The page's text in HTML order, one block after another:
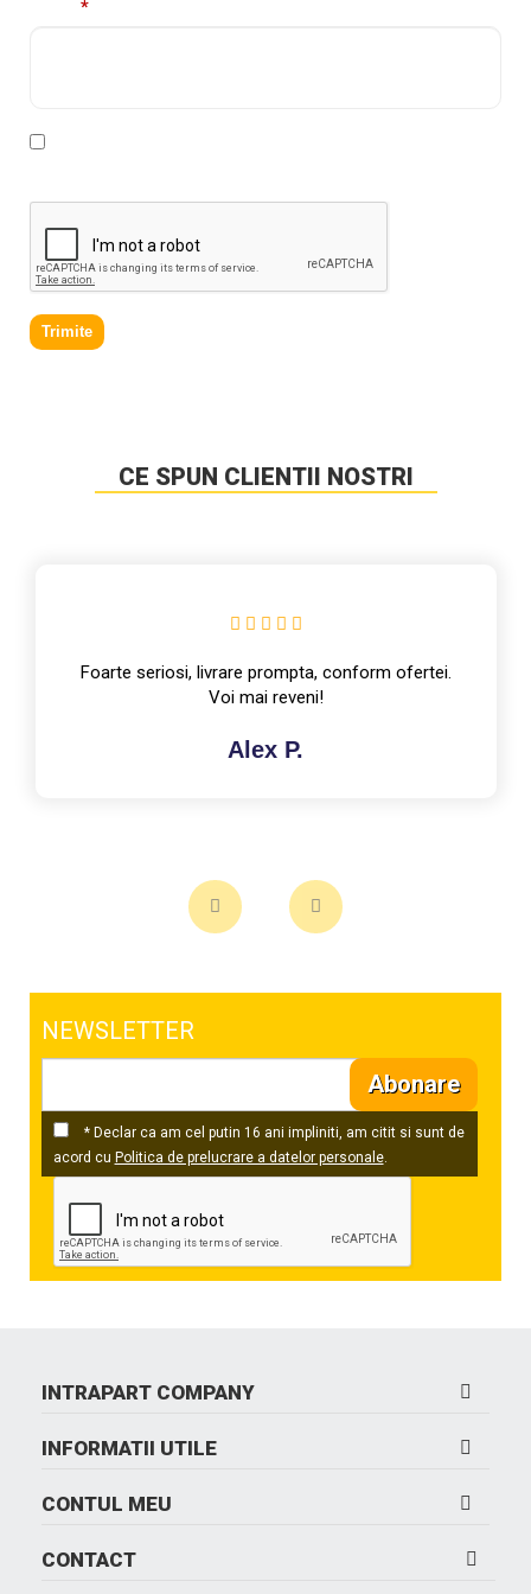
*
Trimite
CE SPUN CLIENTII NOSTRI
NEWSLETTER
Abonare
* Declar ca am cel putin 16 ani impliniti, am citit si sunt de
acord cu Politica de prelucrare a datelor personale.
INTRAPART COMPANY
INFORMATII UTILE
CONTUL MEU
CONTACT